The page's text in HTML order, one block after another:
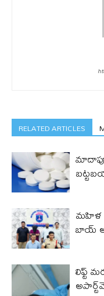
RELATED ARTICLES
మహిళ
బాయ్
లిఫ్ట్